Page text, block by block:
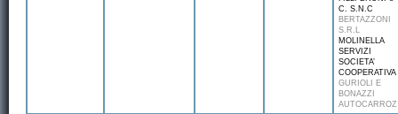
C. S.N.C
BERTAZZONI
S.R.L
MOLINELLA
SERVIZI
SOCIETA’
COOPERATIVA
GURIOLI E
BONAZZI